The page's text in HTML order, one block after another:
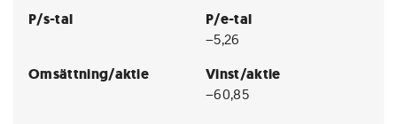
P/s-tal P/e-tal
−5,26
Omsättning/aktie Vinst/aktie
−60,85